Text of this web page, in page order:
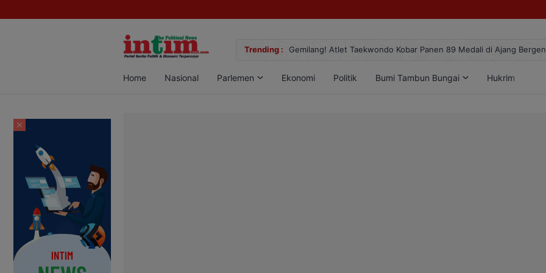
Trending :
Sabu di Pangkalan Bun, Dua Pelaku Diamankan Gemilang! Atlet Taekwondo Kobar Panen 89 Medali di Ajang
Home Nasional Parlemen Ekonomi Politik Bumi Tambun Bungai Hukrim